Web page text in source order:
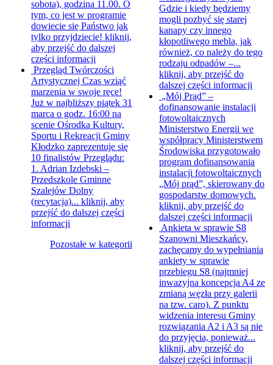
sobota), godzina 11.00. O
tym, co jest w programie
dowiecie się Państwo jak
tylko przyjdziecie! kliknij,
aby przejść do dalszej
części informacji
Przegląd Twórczości
Artystycznej Czas wziąć
marzenia w swoje ręce!
Już w najbliższy piątek 31
marca o godz. 16:00 na
scenie Ośrodka Kultury,
Sportu i Rekreacji Gminy
Kłodzko zaprezentuje się
10 finalistów Przeglądu:
1. Adrian Izdebski –
Przedszkole Gminne
Szalejów Dolny
(recytacja)... kliknij, aby
przejść do dalszej części
informacji
Pozostałe w kategorii
Gdzie i kiedy będziemy
mogli pozbyć się starej
kanapy czy innego
kłopotliwego mebla, jak
również, co należy do tego
rodzaju odpadów –...
kliknij, aby przejść do
dalszej części informacji
„Mój Prąd” –
dofinansowanie instalacji
fotowoltaicznych
Ministerstwo Energii we
współpracy Ministerstwem
Środowiska przygotowało
program dofinansowania
instalacji fotowoltaicznych
„Mój prąd”, skierowany do
gospodarstw domowych.
kliknij, aby przejść do
dalszej części informacji
Ankieta w sprawie S8
Szanowni Mieszkańcy,
zachęcamy do wypełniania
ankiety w sprawie
przebiegu S8 (najmniej
inwazyjna koncepcja A4 ze
zmianą węzła przy galerii
na tzw. caro). Z punktu
widzenia interesu Gminy
rozwiązania A2 i A3 są nie
do przyjęcia, ponieważ...
kliknij, aby przejść do
dalszej części informacji